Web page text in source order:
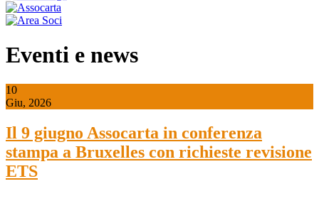
Eventi e news
10
Giu, 2026
Il 9 giugno Assocarta in conferenza
stampa a Bruxelles con richieste revisione
ETS